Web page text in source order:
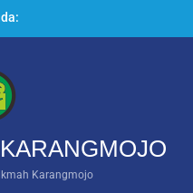
di
di
Karangmojo